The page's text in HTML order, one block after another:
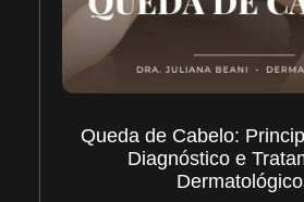
Queda de Cabelo:
Diagnóstico e